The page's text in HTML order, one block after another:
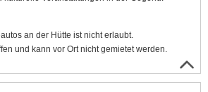
an der Hütte ist nicht erlaubt.
und kann vor Ort nicht gemietet werden.